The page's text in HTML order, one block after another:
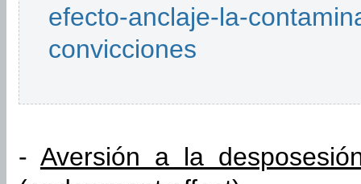
efecto-anclaje-la-
convicciones
- Aversión a la